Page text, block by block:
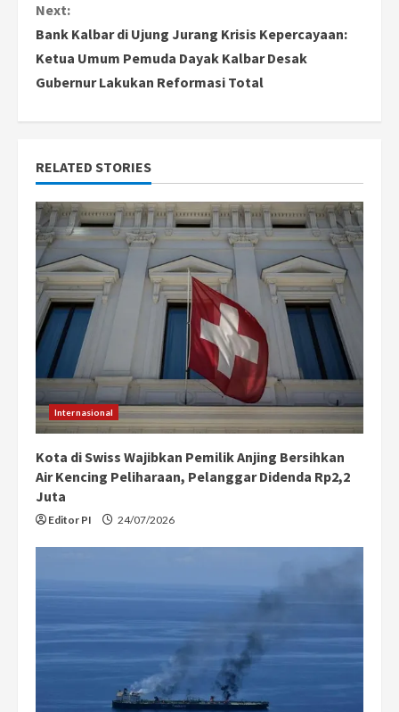
t
i
n
u
e
R
e
a
d
i
n
g
Next:
Bank Kalbar di Ujung Jurang Krisis Kepercayaan:
Ketua Umum Pemuda Dayak Kalbar Desak
Gubernur Lakukan Reformasi Total
RELATED STORIES
Internasional
Kota di Swiss Wajibkan Pemilik Anjing Bersihkan
Air Kencing Peliharaan, Pelanggar Didenda Rp2,2
Juta
Editor PI 24/07/2026